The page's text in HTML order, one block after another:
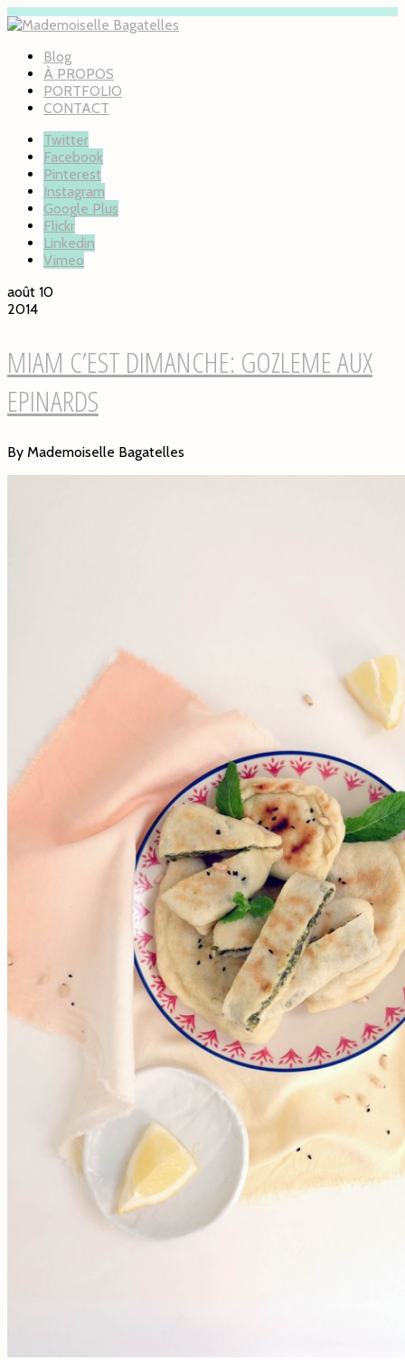
Blog
À PROPOS
PORTFOLIO
CONTACT
Twitter
Facebook
Pinterest
Instagram
Google Plus
Flickr
Linkedin
Vimeo
août 10
2014
MIAM C’EST DIMANCHE: GOZLEME AUX
EPINARDS
By Mademoiselle Bagatelles